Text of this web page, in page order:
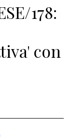
178:
con